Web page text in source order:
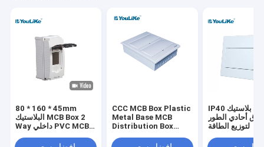
80 * 160 * 45mm
البلاستيك MCB Box 2
Way داخلي PVC MCB
CCC MCB Box Plastic
Metal Base MCB
Distribution Box
IP40 بلاستيك MCB
أحادي الطور
لتوزيع الطاقة